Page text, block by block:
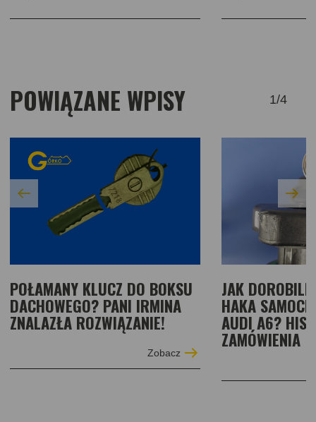
POWIĄZANE WPISY 1/4
POŁAMANY KLUCZ DO BOKSU
DACHOWEGO? PANI IRMINA
ZNALAZŁA ROZWIĄZANIE!
Zobacz
JAK
HAKA
AUDI A6?
ZAMÓWIENIA